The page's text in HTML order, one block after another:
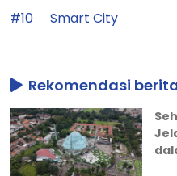
#10
Smart City
Rekomendasi